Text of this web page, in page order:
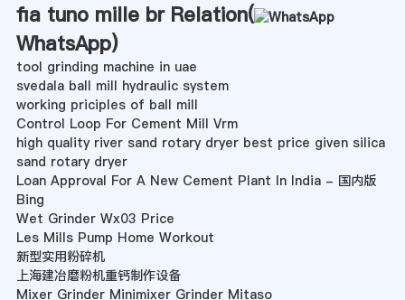
fia tuno mille br Relation(
WhatsApp)
tool grinding machine in uae
svedala ball mill hydraulic system
working priciples of ball mill
Control Loop For Cement Mill Vrm
high quality river sand rotary dryer best price given silica
sand rotary dryer
Loan Approval For A New Cement Plant In India - 国内版
Bing
Wet Grinder Wx03 Price
Les Mills Pump Home Workout
新型实用粉碎机
上海建冶磨粉机重钙制作设备
Mixer Grinder Minimixer Grinder Mitaso